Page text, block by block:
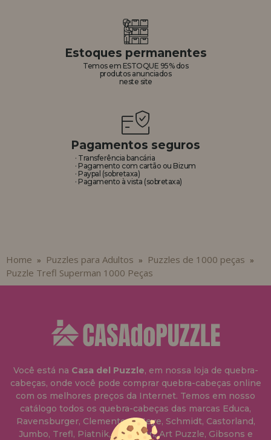
Estoques permanentes
Temos em ESTOQUE 95% dos
produtos anunciados
neste site
Pagamentos seguros
· Transferência bancária
· Pagamento com cartão ou Bizum
· Paypal (sobretaxa)
· Pagamento à vista (sobretaxa)
Home » Puzzles para Adultos » Puzzles de 1000 peças »
Puzzle Trefl Superman 1000 Peças
Você está na Casa del Puzzle, em nossa loja de quebra-
cabeças, onde você pode comprar quebra-cabeças online
com os melhores preços da Internet. Temos em nosso
catálogo todos os quebra-cabeças das marcas Educa,
Ravensburger, Clementoni, Heye, Schmidt, Castorland,
Jumbo, Trefl, Piatnik, Anatolian, Art Puzzle, Gibsons e